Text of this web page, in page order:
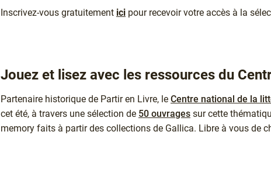
Inscrivez-vous gratuitement ici pour recevoir votre accès à la
Jouez et lisez avec les ressources du
Partenaire historique de Partir en Livre, le Centre national de la
cet été, à travers une sélection de 50 ouvrages sur cette
memory faits à partir des collections de Gallica. Libre à vous de